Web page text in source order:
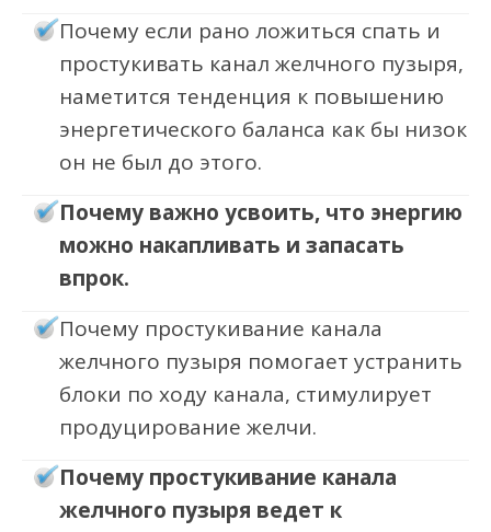
Почему если рано ложиться спать и
простукивать канал желчного пузыря,
наметится тенденция к повышению
энергетического баланса как бы низок
он не был до этого.
Почему важно усвоить, что энергию
можно накапливать и запасать
впрок.
Почему простукивание канала
желчного пузыря помогает устранить
блоки по ходу канала, стимулирует
продуцирование желчи.
Почему простукивание канала
желчного пузыря ведет к